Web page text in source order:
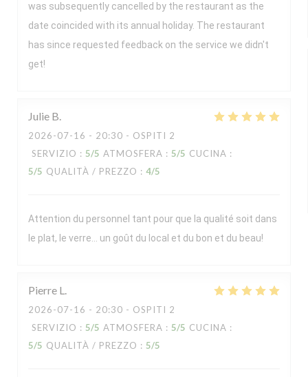
was subsequently cancelled by the restaurant as the
date coincided with its annual holiday. The restaurant
has since requested feedback on the service we didn't
get!
Julie B
2026-07-16 - 20:30 - OSPITI 2
SERVIZIO : 5/5 ATMOSFERA : 5/5 CUCINA :
5/5 QUALITÀ / PREZZO : 4/5
Attention du personnel tant pour que la qualité soit dans
le plat, le verre… un goût du local et du bon et du beau!
Pierre L
2026-07-16 - 20:30 - OSPITI 2
SERVIZIO : 5/5 ATMOSFERA : 5/5 CUCINA :
5/5 QUALITÀ / PREZZO : 5/5